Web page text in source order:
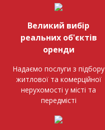
Великий вибір
реальних об'єктів
оренди
Надаємо послуги з підбору
житлової та комерційної
нерухомості у місті та
передмісті